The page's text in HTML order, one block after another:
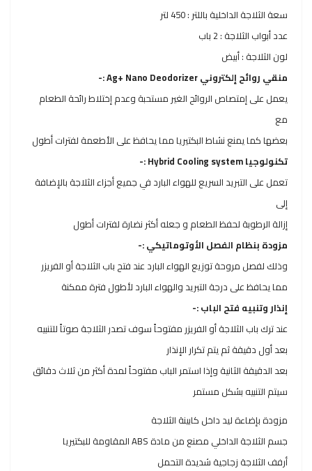
سعة الثلاجة الداخلية باللتر : 450 لتر
عدد أبواب الثلاجة : 2 باب
لون الثلاجة : أبيض
منقي روائح إلكتروني Ag+ Nano Deodorizer :-
يعمل على إمتصاص الروائح الغير مستحبة وعدم إختلاط رائحة الطعام
مع
بعضها كما يمنع نشاط البكتيريا مما يحافظ على الأطعمة لفترات أطول
تكنولوجيا Hybrid Cooling system :-
تعمل على التبريد السريع للهواء البارد في جميع أجزاء الثلاجة بالإضافة
إلى
إزالة الرطوبة لحفظ الطعام و جعله أكثر نضارة لفترات أطول
مزودة بنظام الفصل الأوتوماتيكي :-
وذلك لفصل مروحة توزيع الهواء البارد عند فتح باب الثلاجة أو الفريزر
مما يحافظ على درجة التبريد والهواء البارد لأطول فترة ممكنة
إنذار وتنبيه فتح الباب :-
عند ترك باب الثلاجة أو الفريزر مفتوحاً سوف تصدر الثلاجة صوتاً للتنبيه
بعد أول دقيقة ثم يتم تكرار الإنذار
بعد الدقيقة الثانية وإذا استمر الباب مفتوحاً لمدة أكثر من ثلاث دقائق
سيتم التنبيه بشكل مستمر
مزودة بإضاءة ليد داخل كابينة الثلاجة
جسم الثلاجة الداخلي مصنع ﻣﻦ ﻣﺎدة ABS المقاومة للبكتيريا
أرفف الثلاجة زجاجية شديدة التحمل